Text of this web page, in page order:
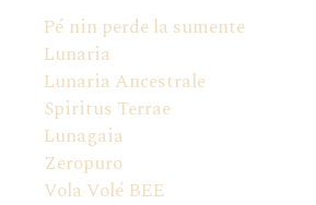
Pé nin perde la sumente
Lunaria
Lunaria Ancestrale
Spiritus Terrae
Lunagaia
Zeropuro
Vola Volé BEE